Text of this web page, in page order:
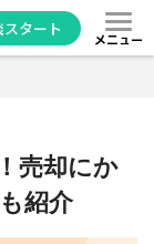
タート
メニュー
売却にか
紹介